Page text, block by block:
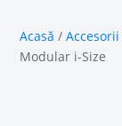
Acasă /
Modular i-Size